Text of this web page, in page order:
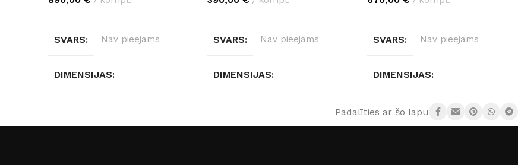
SVARS Nav pieejams
DIMENSIJAS
SVARS Nav pieejams
DIMENSIJAS
SVARS Nav pieejams
DIMENSIJAS
Nav pieejams
Padalīties ar šo lapu: